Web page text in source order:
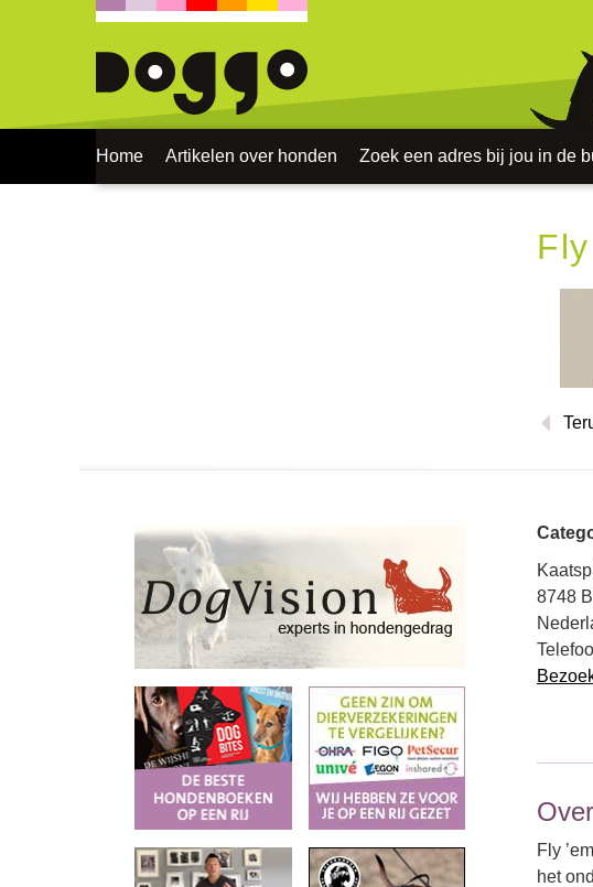
Home Artikelen over honden Zoek een adres bij jou in de
8748
Fly
het